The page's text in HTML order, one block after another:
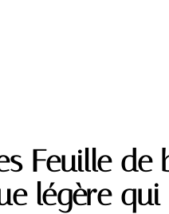
Feuille de
légère qui